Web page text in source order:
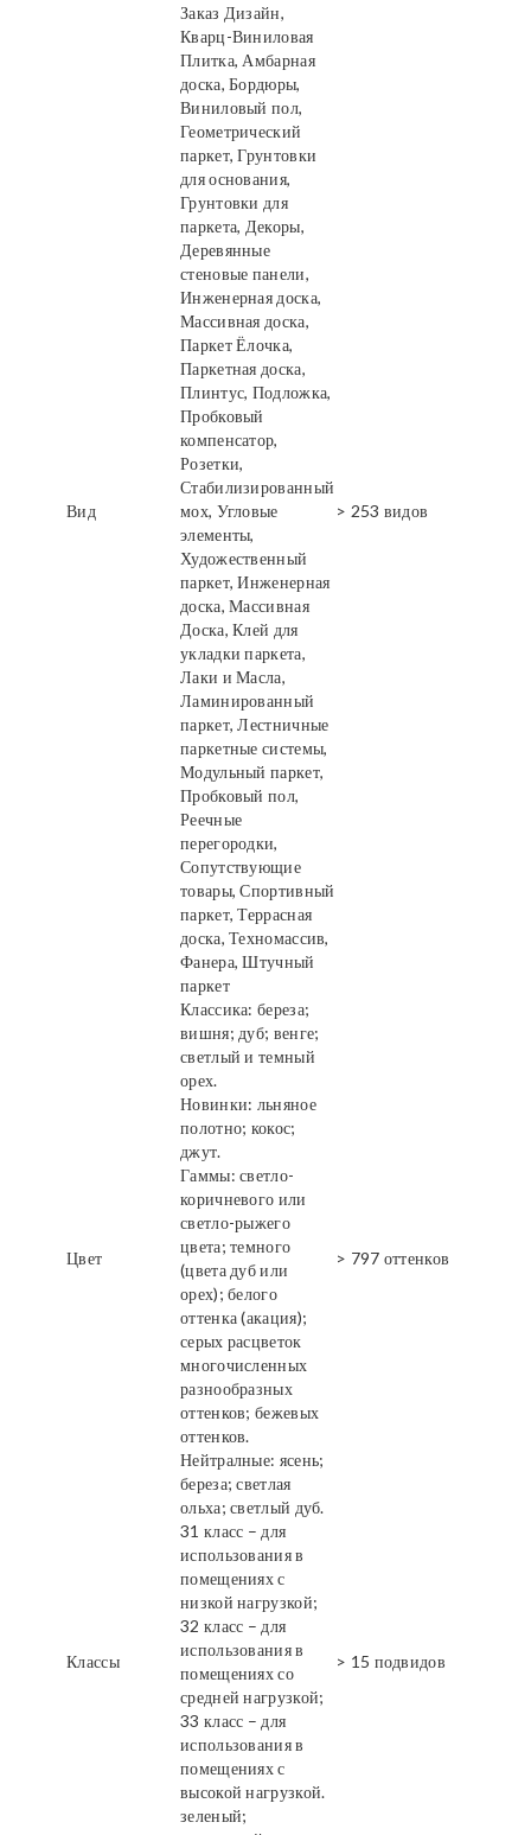
Заказ Дизайн,
Вид
Кварц-Виниловая
Плитка, Амбарная
доска, Бордюры,
Виниловый пол,
Геометрический
паркет, Грунтовки
для основания,
Грунтовки для
паркета, Декоры,
Деревянные
стеновые панели,
Инженерная доска,
Массивная доска,
Паркет Ёлочка,
Паркетная доска,
Плинтус, Подложка,
Пробковый
компенсатор,
Розетки,
Стабилизированный
мох, Угловые
элементы,
Художественный
паркет, Инженерная
доска, Массивная
Доска, Клей для
укладки паркета,
Лаки и Масла,
Ламинированный
паркет, Лестничные
паркетные системы,
Модульный паркет,
Пробковый пол,
Реечные
перегородки,
Сопутствующие
товары, Спортивный
паркет, Террасная
доска, Техномассив,
Фанера, Штучный
паркет
> 253 видов
Цвет
Классика: береза;
вишня; дуб; венге;
светлый и темный
орех.
Новинки: льняное
полотно; кокос;
джут.
Гаммы: светло-
коричневого или
светло-рыжего
цвета; темного
(цвета дуб или
орех); белого
оттенка (акация);
серых расцветок
многочисленных
разнообразных
оттенков; бежевых
оттенков.
Нейтралные: ясень;
береза; светлая
ольха; светлый дуб.
> 797 оттенков
Классы
31 класс – для
использования в
помещениях с
низкой нагрузкой;
32 класс – для
использования в
помещениях со
средней нагрузкой;
33 класс – для
использования в
помещениях с
высокой нагрузкой.
> 15 подвидов
зеленый;